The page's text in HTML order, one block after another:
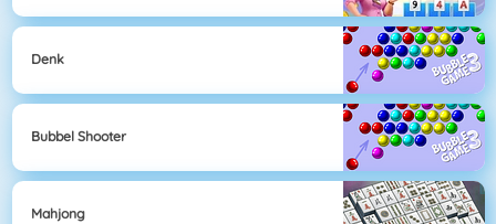
Denk
Bubbel Shooter
Mahjong